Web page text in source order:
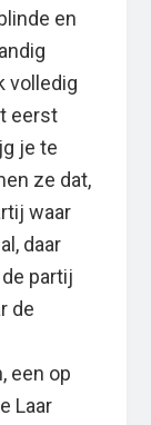
en
volledig
eerst
je te
ze dat,
waar
daar
partij
de
een op
Laar